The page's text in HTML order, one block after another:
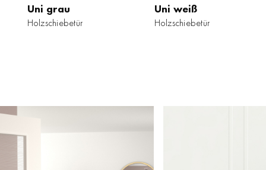
Uni grau
Holzschiebetür
Uni weiß
Holzschiebetür